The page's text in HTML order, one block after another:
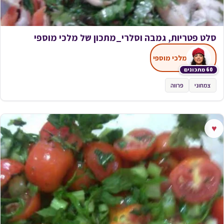
סלט פטריות, גמבה וסלרי_מתכון של מלכי מוספי
60 מתכונים
מלכי מוספי
צמחוני פרווה
♥